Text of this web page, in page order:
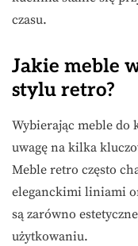
czasu.
Jakie meble
stylu retro?
Wybierając meble
uwagę na kilka
Meble retro często
eleganckimi liniami
są zarówno
użytkowaniu.